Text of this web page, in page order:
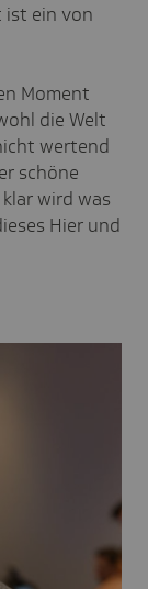
ist ein von
Moment
die Welt
wertend
schöne
wird was
Hier und